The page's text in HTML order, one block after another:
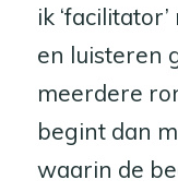
ik
en luisteren
meerdere
begint dan
waarin de